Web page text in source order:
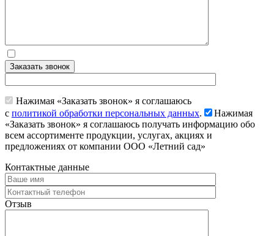
Заказать звонок
Нажимая «Заказать звонок» я соглашаюсь
с политикой обработки персональных данных.
Нажимая
«Заказать звонок» я соглашаюсь получать информацию обо
всем ассортименте продукции, услугах, акциях и
предложениях от компании ООО «Летний сад»
Контактные данные
Отзыв